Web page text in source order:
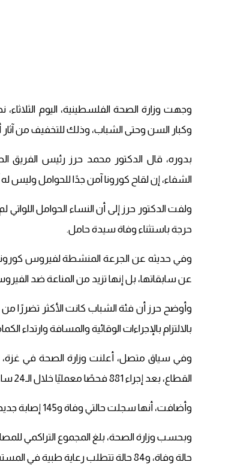
وجهت وزارة الصحة الفلسطينية، اليوم
وكبار السن وحتى الشباب، وذلك للتخفيف من
بدوره، قال الدكتور محمد حرز رئيس الفريق
الشفاء، إن لقاح كورونا آمن جدًا للحوامل وليس له
ولفت الدكتور حرز إلى أن النساء الحوامل
حرجة باستثناء وفاة سيدة حامل.
وفي حديثه عن الجرعة المنشطة لفيروس كورونا،
عن سابقاتها، بل إنها تزيد من المناعة ضد
وأوضح حرز أن فئة الشباب كانت الأكثر تضررًا من
بالالتزام بالإجراءات الوقائية والمسافة
وفي سياق متصل، أعلنت وزارة الصحة في غزة،
القطاع، بعد إجراء 881 فحصًا معمليًا خلال الـ24 ساعة الماضية.
وأضافت، أنها سجلت حالتي وفاة و145 إصابة جديدة بفيروس كورونا، وشفاء 235 حالة إصابة جديدة بفيروس كورونا.
حالة وفاة، و84 حالة تتطلب رعاية طبية في المستشفى، و56 حالة خطيرة وحرجة.